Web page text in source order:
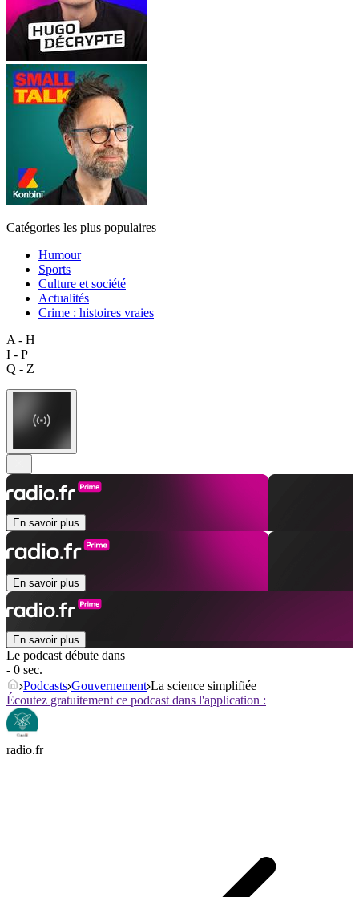
Catégories les plus populaires
Humour
Sports
Culture et société
Actualités
Crime : histoires vraies
A - H
I - P
Q - Z
En savoir plus
En savoir plus
En savoir plus
Le podcast débute dans
- 0 sec.
Podcasts Gouvernement La science simplifiée
Écoutez gratuitement ce podcast dans l'application :
radio.fr